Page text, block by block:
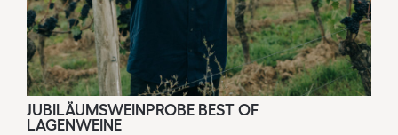
JUBILÄUMSWEINPROBE BEST OF
LAGENWEINE